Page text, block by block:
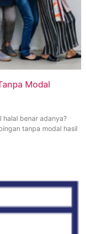
Modal
halal benar adanya?
tanpa modal hasil